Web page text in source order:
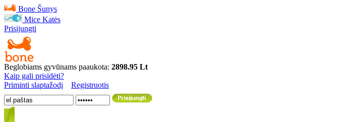
Bone Šunys
Mice Katės
Prisijungti
Beglobiams gyvūnams paaukota: 2898.95 Lt
Kaip gali prisidėti?
Priminti slaptažodį
Registruotis